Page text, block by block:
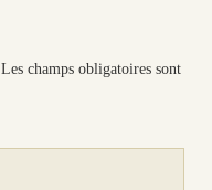
Les champs obligatoires sont